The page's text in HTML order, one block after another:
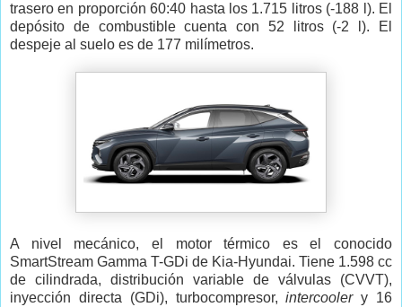
trasero en proporción 60:40 hasta los 1.715 litros (-188 l). El
depósito de combustible cuenta con 52 litros (-2 l). El
despeje al suelo es de 177 milímetros.
A nivel mecánico, el motor térmico es el conocido
SmartStream Gamma T-GDi de Kia-Hyundai. Tiene 1.598 cc
de cilindrada, distribución variable de válvulas (CVVT),
inyección directa (GDi), turbocompresor,intercoolery 16